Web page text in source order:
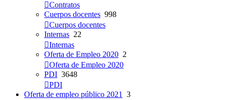
Contratos
Cuerpos docentes 998
Cuerpos docentes
Internas 22
Internas
Oferta de Empleo 2020 2
Oferta de Empleo 2020
PDI 3648
PDI
Oferta de empleo público 2021
3